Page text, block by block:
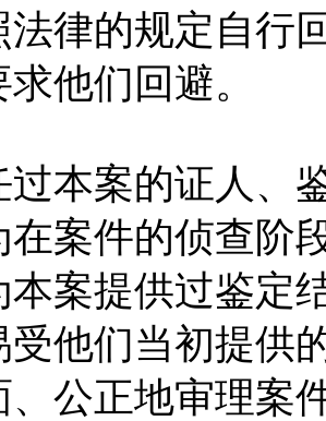
法律的规定自行
他们回避。
过本案的证人、
在案件的侦查阶
本案提供过鉴定
受他们当初提供
、公正地审理案